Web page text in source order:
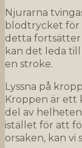
Njurarna
blodtrycket för
detta
kan det leda till
en stroke.
Lyssna på
Kroppen är ett
del av
istället för att
orsaken, kan vi